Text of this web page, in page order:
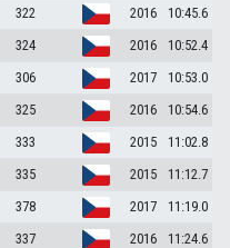
322 2016
10:45.6
324 2016
10:52.4
306 2017
10:53.0
325 2016
10:54.6
333 2015
11:02.8
335 2015
11:12.7
378 2017
11:19.0
337 2016
11:24.6